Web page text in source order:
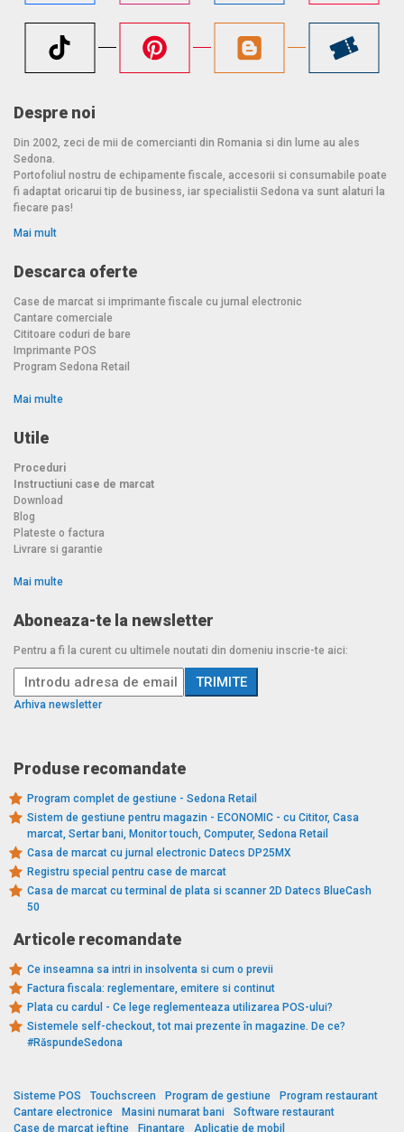
Despre noi
Din 2002, zeci de mii de comercianti din Romania si din lume au ales
Sedona.
Portofoliul nostru de echipamente fiscale, accesorii si consumabile poate
fi adaptat oricarui tip de business, iar specialistii Sedona va sunt alaturi la
fiecare pas!
Mai mult
Descarca oferte
Case de marcat si imprimante fiscale cu jurnal electronic
Cantare comerciale
Cititoare coduri de bare
Imprimante POS
Program Sedona Retail
Mai multe
Utile
Proceduri
Instructiuni case de marcat
Download
Blog
Plateste o factura
Livrare si garantie
Mai multe
Aboneaza-te la newsletter
Pentru a fi la curent cu ultimele noutati din domeniu inscrie-te aici:
Arhiva newsletter
Produse recomandate
Program complet de gestiune - Sedona Retail
Sistem de gestiune pentru magazin - ECONOMIC - cu Cititor, Casa
marcat, Sertar bani, Monitor touch, Computer, Sedona Retail
Casa de marcat cu jurnal electronic Datecs DP25MX
Registru special pentru case de marcat
Casa de marcat cu terminal de plata si scanner 2D Datecs BlueCash
50
Articole recomandate
Ce inseamna sa intri in insolventa si cum o previi
Factura fiscala: reglementare, emitere si continut
Plata cu cardul - Ce lege reglementeaza utilizarea POS-ului?
Sistemele self-checkout, tot mai prezente în magazine. De ce?
#RăspundeSedona
Sisteme POS Touchscreen Program de gestiune
Program restaurant
Cantare electronice
Masini numarat bani
Software restaurant
Case de marcat ieftine
Finantare Aplicatie de mobil